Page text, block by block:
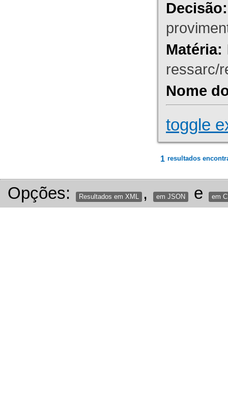
Decisão:
Matéria:
ressarc/
Nome
toggle
1 resultados
Opções: Resultados em XML , em JSON e em